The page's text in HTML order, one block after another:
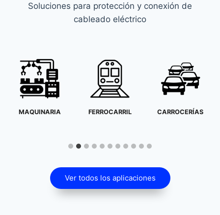
Soluciones para protección y conexión de
cableado eléctrico
MAQUINARIA FERROCARRIL CARROCERÍAS
Ver todos los aplicaciones